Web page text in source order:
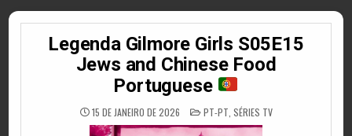
Legenda Gilmore Girls S05E15
Jews and Chinese Food
Portuguese
15 DE JANEIRO DE 2026 POSTED
IN
PT-PT SÉRIES TV